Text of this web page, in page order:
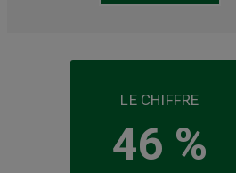
LE CHIFFRE
46 %